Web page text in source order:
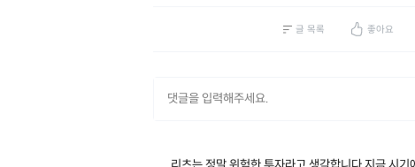
글 목록 좋아요